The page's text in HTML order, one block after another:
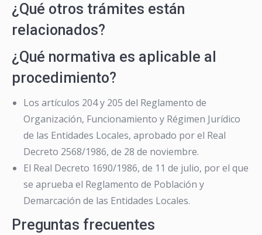
¿Qué otros trámites están
relacionados?
¿Qué normativa es aplicable al
procedimiento?
Los artículos 204 y 205 del Reglamento de
Organización, Funcionamiento y Régimen Jurídico
de las Entidades Locales, aprobado por el Real
Decreto 2568/1986, de 28 de noviembre.
El Real Decreto 1690/1986, de 11 de julio, por el que
se aprueba el Reglamento de Población y
Demarcación de las Entidades Locales.
Preguntas frecuentes